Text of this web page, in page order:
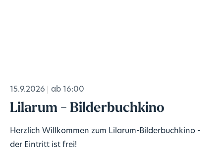
15.9.2026 ab 16:00
Lilarum - Bilderbuchkino
Herzlich Willkommen zum Lilarum-Bilderbuchkino -
der Eintritt ist frei!